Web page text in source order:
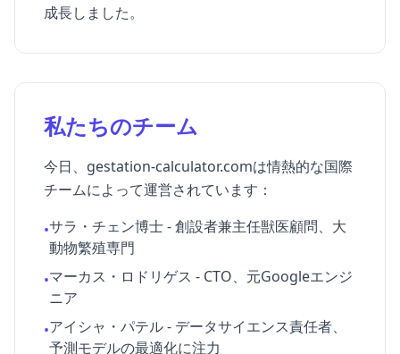
成長しました。
私たちのチーム
今日、gestation-calculator.comは情熱的な国際
チームによって運営されています：
•サラ・チェン博士 - 創設者兼主任獣医顧問、大
動物繁殖専門
•マーカス・ロドリゲス - CTO、元Googleエンジ
ニア
•アイシャ・パテル - データサイエンス責任者、
予測モデルの最適化に注力